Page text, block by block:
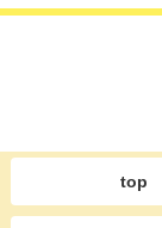
top